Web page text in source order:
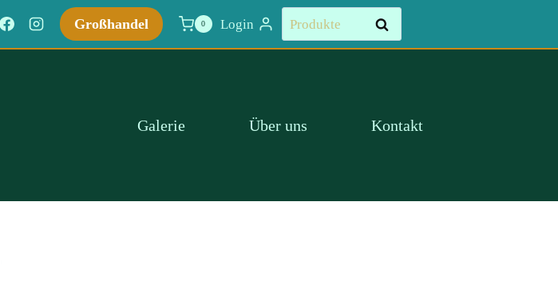
Großhandel 0 Login
Suchen
nach:
Suchen
Galerie Über uns Kontakt